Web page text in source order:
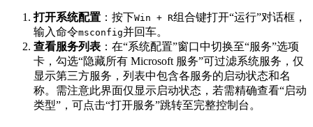
打开系统配置 ：按下Win + R组合键打开“运行”对话框，
输入命令msconfig并回车。
查看服务列表 ：在“系统配置”窗口中切换至“服务”选项
卡，勾选“隐藏所有 Microsoft 服务”可过滤系统服务，仅
显示第三方服务，列表中包含各服务的启动状态和名
称。需注意此界面仅显示启动状态，若需精确查看“启动
类型”，可点击“打开服务”跳转至完整控制台。